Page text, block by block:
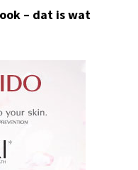
– dat is wat